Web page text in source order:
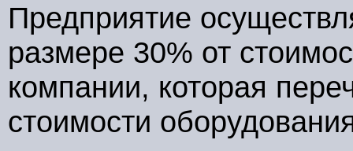
Предприятие
размере 30% от
компании, которая
стоимости